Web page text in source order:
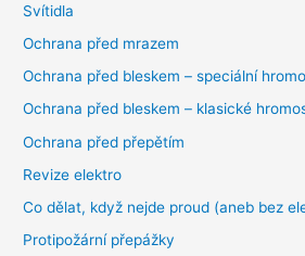
Svítidla
Ochrana před mrazem
Ochrana před bleskem – speciální
Ochrana před bleskem – klasické
Ochrana před přepětím
Revize elektro
Co dělat, když nejde proud (aneb bez
Protipožární přepážky